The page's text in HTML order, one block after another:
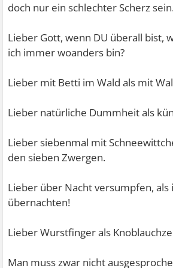
doch nur ein schlechter Scherz
Lieber Gott, wenn DU überall bist,
ich immer woanders bin?
Lieber mit Betti im Wald als mit
Lieber natürliche Dummheit als
Lieber siebenmal mit
den sieben Zwergen.
Lieber über Nacht versumpfen, als
übernachten!
Lieber Wurstfinger als
Man muss zwar nicht